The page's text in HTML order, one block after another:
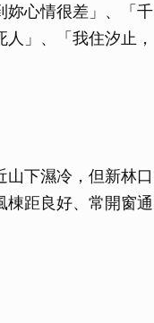
妳心情很差」、「千
」、「我住汐止，
下濕冷，但新林口
棟距良好、常開窗通